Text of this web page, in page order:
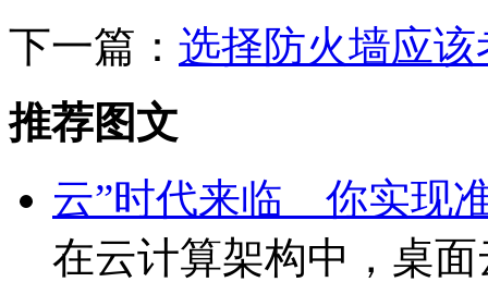
下一篇： 选择防火墙应
推荐图文
云”时代来临 你实现
在云计算架构中，桌